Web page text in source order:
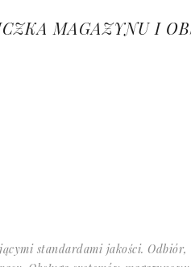
MAGAZYNU I
standardami jakości.